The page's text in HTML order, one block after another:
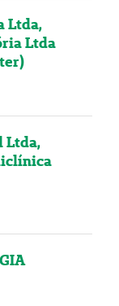
Ltda,
Ltda
Ltda,